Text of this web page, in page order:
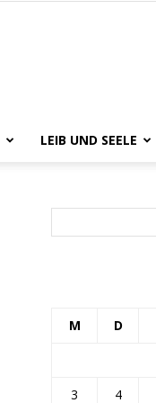
LEIB UND SEELE
M D
3
4